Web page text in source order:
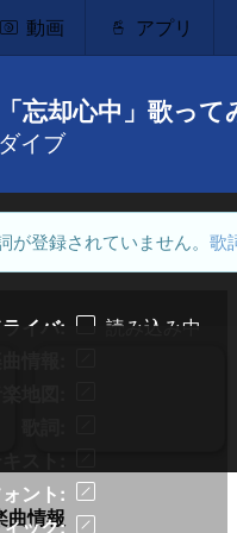
動画 アプリ
「忘却心中」歌って
ダイブ
が登録されていません。 歌
イバ
読み込み中
ント
ック
曲情報